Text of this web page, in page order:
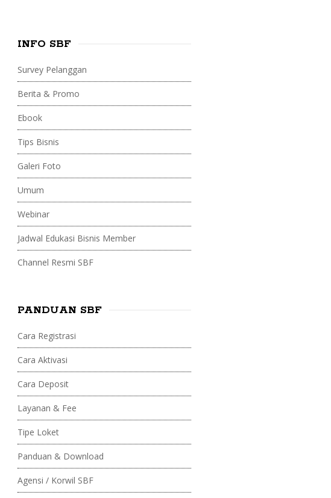
INFO SBF
Survey Pelanggan
Berita & Promo
Ebook
Tips Bisnis
Galeri Foto
Umum
Webinar
Jadwal Edukasi Bisnis Member
Channel Resmi SBF
PANDUAN SBF
Cara Registrasi
Cara Aktivasi
Cara Deposit
Layanan & Fee
Tipe Loket
Panduan & Download
Agensi / Korwil SBF